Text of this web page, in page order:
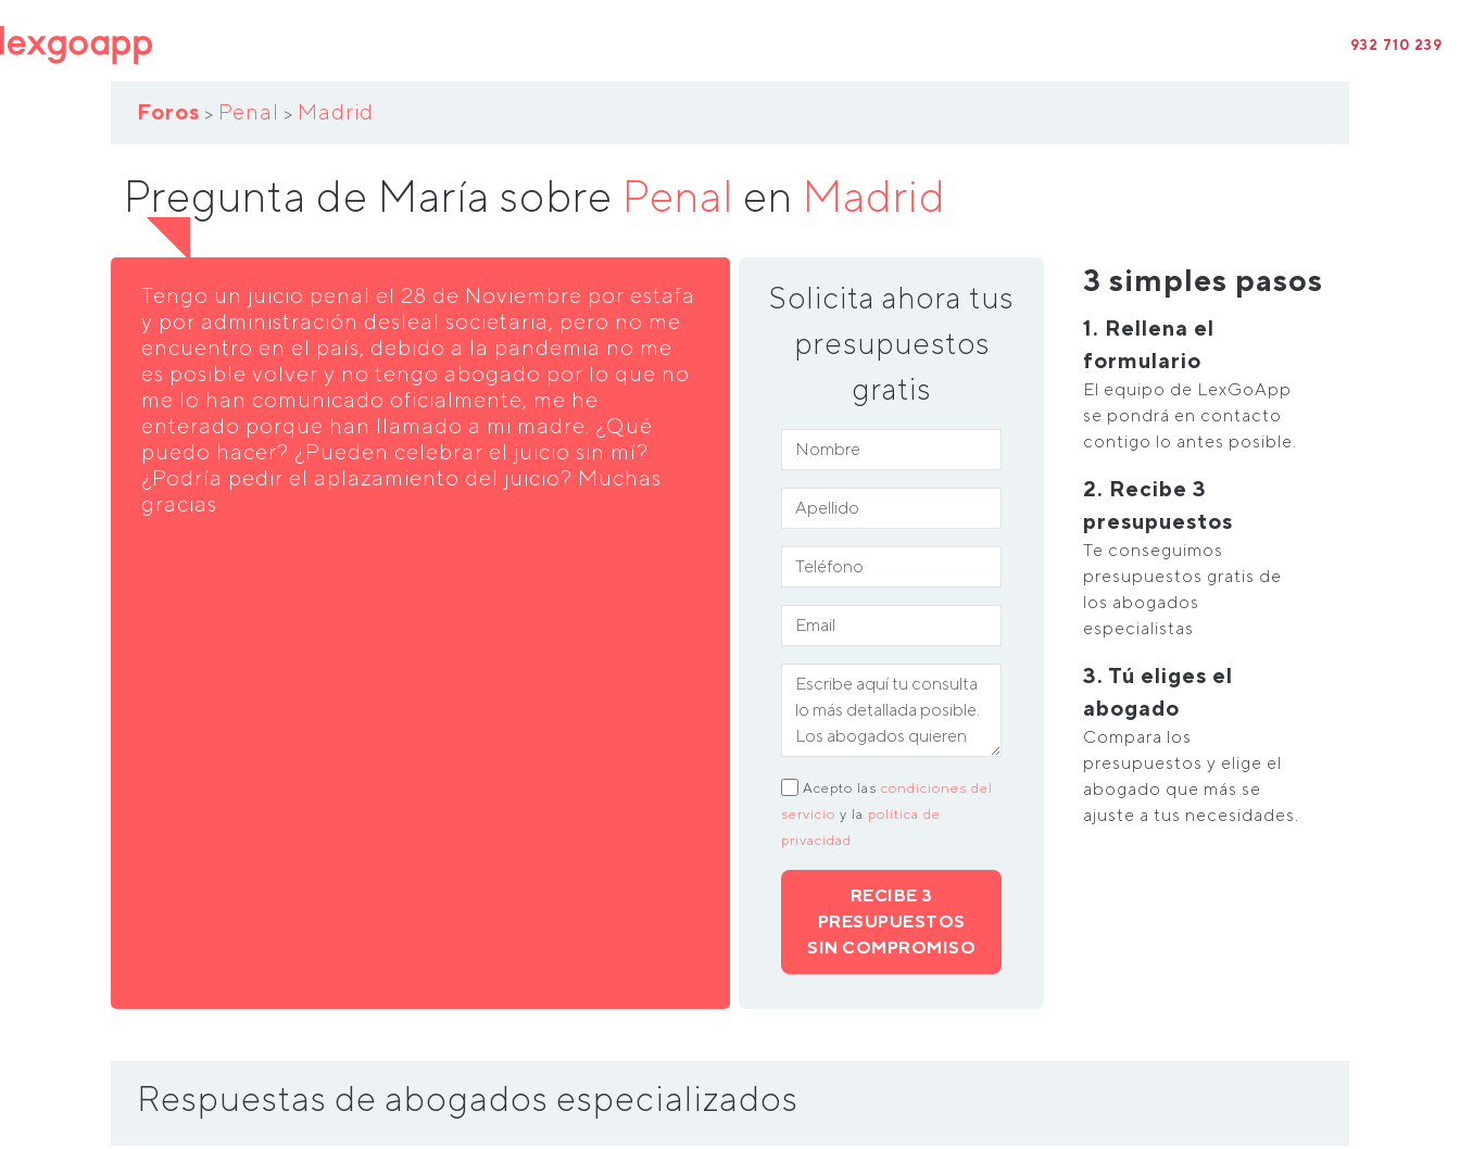
932 710 239
Foros > Penal > Madrid
Pregunta de María sobre Penal en Madrid
Tengo un juicio penal el 28 de Noviembre por estafa
y por administración desleal societaria, pero no me
encuentro en el país, debido a la pandemia no me
es posible volver y no tengo abogado por lo que no
me lo han comunicado oficialmente, me he
enterado porque han llamado a mi madre. ¿Qué
puedo hacer? ¿Pueden celebrar el juicio sin mí?
¿Podría pedir el aplazamiento del juicio? Muchas
gracias
Solicita ahora tus
presupuestos
gratis
Acepto las condiciones del
servicio y la política de
privacidad
RECIBE 3
PRESUPUESTOS
SIN COMPROMISO
3 simples pasos
1. Rellena el
formulario
El equipo de LexGoApp
se pondrá en contacto
contigo lo antes posible.
2. Recibe 3
presupuestos
Te conseguimos
presupuestos gratis de
los abogados
especialistas
3. Tú eliges el
abogado
Compara los
presupuestos y elige el
abogado que más se
ajuste a tus necesidades.
Respuestas de abogados especializados